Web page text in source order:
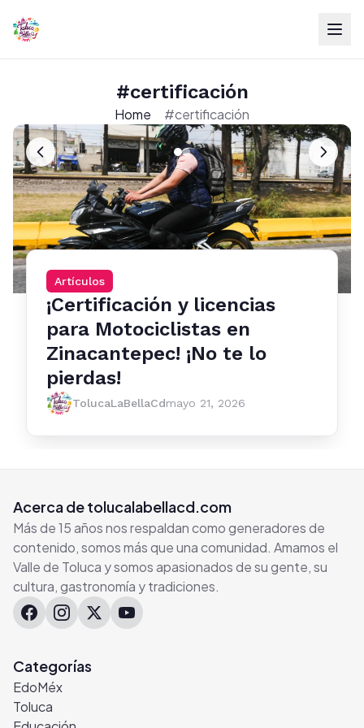
#certificación
Home #certificación
Artículos
¡Certificación y licencias
para Motociclistas en
Zinacantepec! ¡No te lo
pierdas!
TolucaLaBellaCdmayo 21, 2026
Acerca de tolucalabellacd.com
Más de 15 años nos respaldan como generadores de
contenido, somos más que una comunidad. Amamos el
Valle de Toluca y somos apasionados de su gente, su
cultura, gastronomía y tradiciones.
Categorías
EdoMéx
Toluca